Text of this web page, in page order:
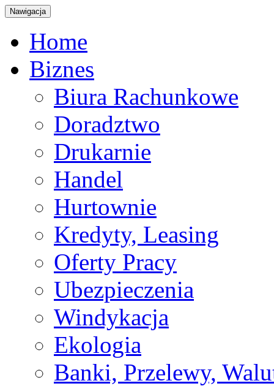
Nawigacja
Home
Biznes
Biura Rachunkowe
Doradztwo
Drukarnie
Handel
Hurtownie
Kredyty, Leasing
Oferty Pracy
Ubezpieczenia
Windykacja
Ekologia
Banki, Przelewy,